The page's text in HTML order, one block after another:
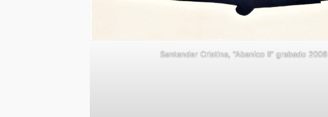
Santander Cristina, “Abanico II” grabado 2008